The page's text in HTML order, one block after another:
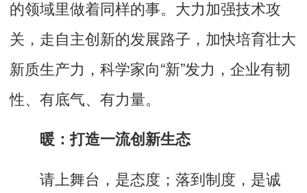
的领域里做着同样的事。大力加强技术攻
关，走自主创新的发展路子，加快培育壮大
新质生产力，科学家向“新”发力，企业有韧
性、有底气、有力量。
暖：打造一流创新生态
请上舞台，是态度；落到制度，是诚